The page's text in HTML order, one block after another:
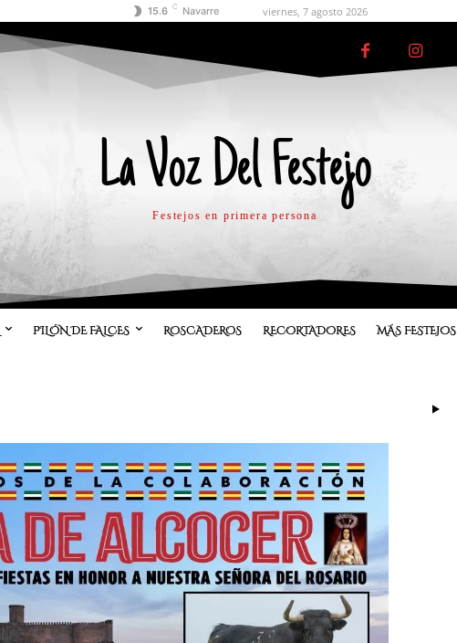
15.6 C Navarre viernes, 7 agosto 2026
La Voz Del Festejo
Festejos en primera persona
PILÓN DE FALCES ROSCADEROS RECORTADORES MÁS FESTEJOS